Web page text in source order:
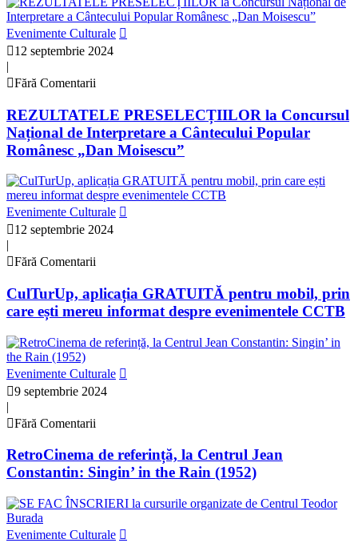
Evenimente Culturale
12 septembrie 2024
|
Fără Comentarii
REZULTATELE PRESELECȚIILOR la Concursul
Național de Interpretare a Cântecului Popular
Românesc „Dan Moisescu”
Evenimente Culturale
12 septembrie 2024
|
Fără Comentarii
CulTurUp, aplicația GRATUITĂ pentru mobil, prin
care ești mereu informat despre evenimentele CCTB
Evenimente Culturale
9 septembrie 2024
|
Fără Comentarii
RetroCinema de referință, la Centrul Jean
Constantin: Singin’ in the Rain (1952)
Evenimente Culturale